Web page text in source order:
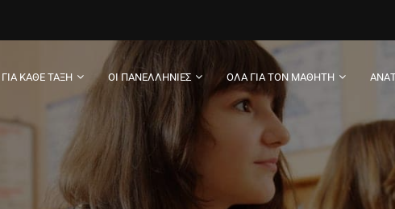
ΓΙΑ ΚΆΘΕ ΤΆΞΗ ΟΙ ΠΑΝΕΛΛΉΝΙΕΣ ΌΛΑ ΓΙΑ ΤΟΝ ΜΑΘΗΤΉ